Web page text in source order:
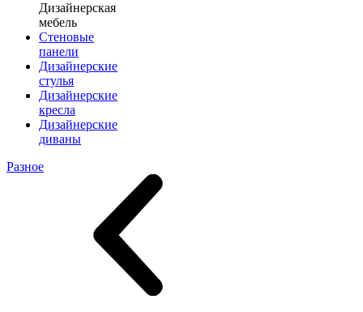
Дизайнерская
мебель
Стеновые
панели
Дизайнерские
стулья
Дизайнерские
кресла
Дизайнерские
диваны
Разное